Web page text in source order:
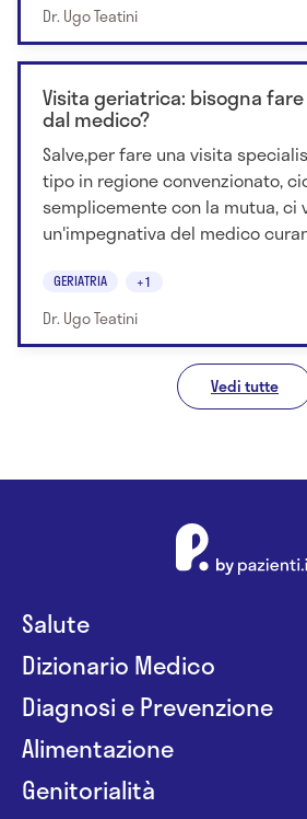
Dr. Ugo Teatini
Visita geriatrica: bisogna
dal medico?
Salve,per fare una visita
tipo in regione convenzionato,
semplicemente con la mutua, ci
un'impegnativa del medico
GERIATRIA +1
Dr. Ugo Teatini
Vedi tutte
Salute
Dizionario Medico
Diagnosi e Prevenzione
Alimentazione
Genitorialità